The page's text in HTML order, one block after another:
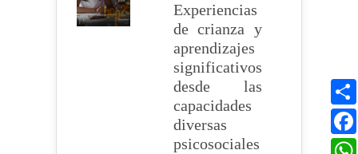
Experiencias
de crianza y
aprendizajes
significativos
desde las
capacidades
diversas
psicosociales